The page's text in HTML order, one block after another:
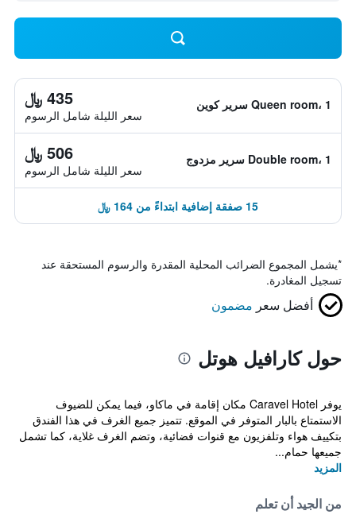
Queen room، 1 سرير كوين 435 ﷼
سعر الليلة شامل الرسوم
Double room، 1 سرير مزدوج 506 ﷼
سعر الليلة شامل الرسوم
15 صفقة إضافية ابتداءً من 164 ﷼
*يشمل المجموع الضرائب المحلية المقدرة والرسوم المستحقة عند
تسجيل المغادرة.
أفضل سعر مضمون
حول كارافيل هوتل
يوفر Caravel Hotel مكان إقامة في ماكاو، فيما يمكن للضيوف
الاستمتاع بالبار المتوفر في الموقع. تتميز جميع الغرف في هذا الفندق
بتكييف هواء وتلفزيون مع قنوات فضائية، وتضم الغرف غلاية، كما تشمل
جميعها حمام...
المزيد
من الجيد أن تعلم